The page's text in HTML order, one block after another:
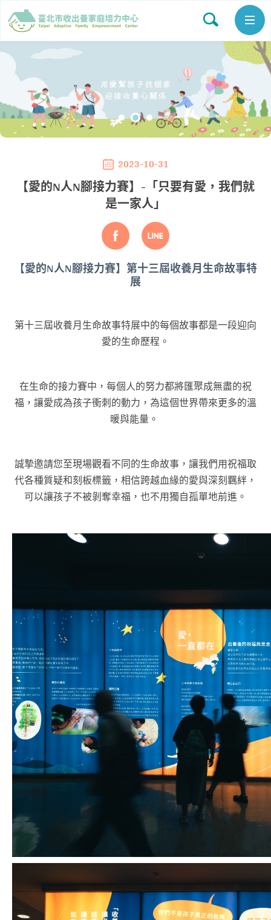
2023-10-31
【愛的N人N腳接力賽】-「只要有愛，我們就
是一家人」
【愛的N人N腳接力賽】第十三屆收養月生命故事特
展
第十三屆收養月生命故事特展中的每個故事都是一段迎向
愛的生命歷程。
在生命的接力賽中，每個人的努力都將匯聚成無盡的祝
福，讓愛成為孩子衝刺的動力，為這個世界帶來更多的溫
暖與能量。 ​
誠摯邀請您至現場觀看不同的生命故事，讓我們用祝福取
代各種質疑和刻板標籤，相信跨越血緣的愛與深刻羈絆，
可以讓孩子不被剝奪幸福，也不用獨自孤單地前進。